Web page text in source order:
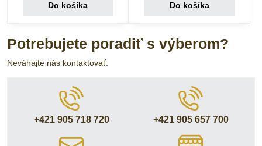
Do košíka Do košíka
Potrebujete poradiť s výberom?
Neváhajte nás kontaktovať:
+421 905 718 720 +421 905 657 700